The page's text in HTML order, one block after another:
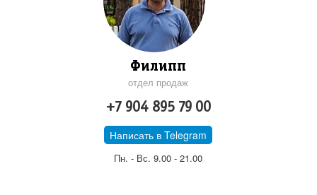
Филипп
отдел продаж
+7 904 895 79 00
Написать в Telegram
Пн. - Вс. 9.00 - 21.00